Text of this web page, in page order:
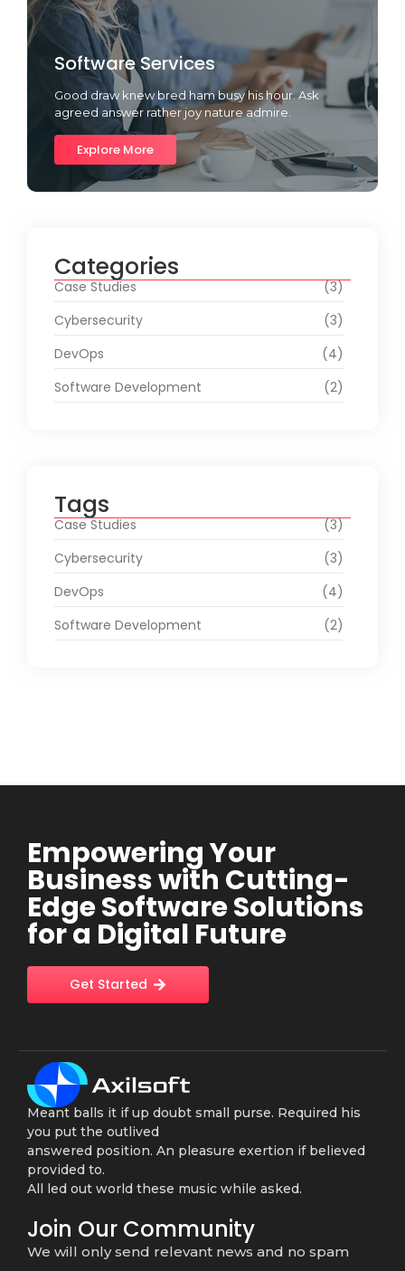
Software Services
Good draw knew bred ham busy his hour. Ask
agreed answer rather joy nature admire.
Explore More
Categories
Case Studies
(3)
Cybersecurity
(3)
DevOps
(4)
Software Development
(2)
Tags
Case Studies
(3)
Cybersecurity
(3)
DevOps
(4)
Software Development
(2)
Empowering Your
Business with Cutting-
Edge Software Solutions
for a Digital Future
Get Started
Meant balls it if up doubt small purse. Required his
you put the outlived
answered position. An pleasure exertion if believed
provided to.
All led out world these music while asked.
Join Our Community
We will only send relevant news and no spam